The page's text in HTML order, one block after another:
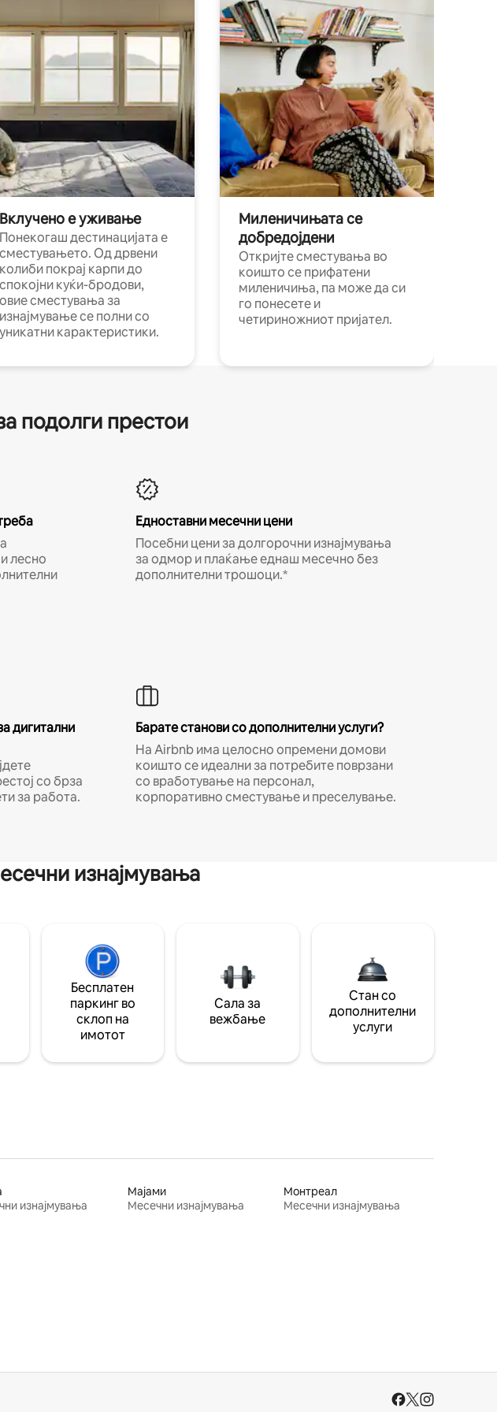
Вклучено е уживање
Понекогаш дестинацијата е
сместувањето. Од дрвени
колиби покрај карпи до
спокојни куќи-бродови,
овие сместувања за
изнајмување се полни со
уникатни карактеристики.
Миленичињата се
добредојдени
Откријте сместувања во
коишто се прифатени
миленичиња, па може да си
го понесете и
четириножниот пријател.
подолги престои
лесно
Едноставни месечни цени
Посебни цени за долгорочни изнајмувања
за одмор и плаќање еднаш месечно без
дополнителни трошоци.*
дигитални
со брза
за работа.
Барате станови со дополнителни услуги?
На Airbnb има целосно опремени домови
коишто се идеални за потребите поврзани
со вработување на персонал,
корпоративно сместување и преселување.
изнајмувања
Бесплатен
паркинг во
склоп на
имотот
Сала за
вежбање
Стан со
дополнителни
услуги
изнајмувања
Мајами
Месечни изнајмувања
Монтреал
Месечни изнајмувања